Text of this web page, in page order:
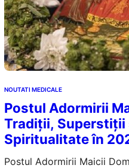
NOUTATI MEDICALE
Postul Adormirii
Tradiții, Superstiții
Spiritualitate în
Postul Adormirii Maicii